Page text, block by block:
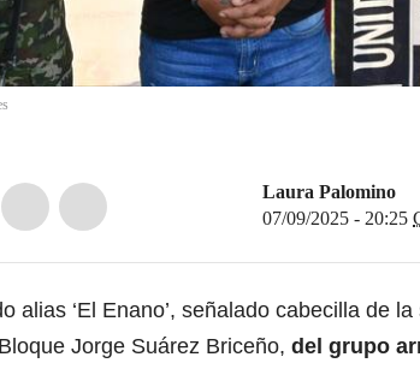
Laura Palomino
07/09/2025 - 20:25
alias ‘El Enano’, señalado cabecilla de
Jorge Suárez Briceño, del grupo